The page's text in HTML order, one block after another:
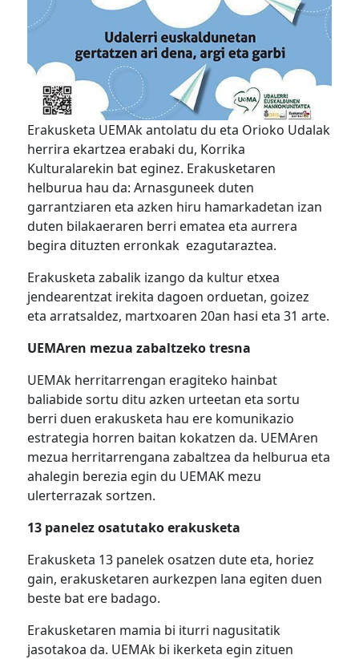
Erakusketa UEMAk antolatu du eta Orioko Udalak
herrira ekartzea erabaki du, Korrika
Kulturalarekin bat eginez. Erakusketaren
helburua hau da: Arnasguneek duten
garrantziaren eta azken hiru hamarkadetan izan
duten bilakaeraren berri ematea eta aurrera
begira dituzten erronkak ezagutaraztea.
Erakusketa zabalik izango da kultur etxea
jendearentzat irekita dagoen orduetan, goizez
eta arratsaldez, martxoaren 20an hasi eta 31 arte.
UEMAren mezua zabaltzeko tresna
UEMAk herritarrengan eragiteko hainbat
baliabide sortu ditu azken urteetan eta sortu
berri duen erakusketa hau ere komunikazio
estrategia horren baitan kokatzen da. UEMAren
mezua herritarrengana zabaltzea da helburua eta
ahalegin berezia egin du UEMAK mezu
ulerterrazak sortzen.
13 panelez osatutako erakusketa
Erakusketa 13 panelek osatzen dute eta, horiez
gain, erakusketaren aurkezpen lana egiten duen
beste bat ere badago.
Erakusketaren mamia bi iturri nagusitatik
jasotakoa da. UEMAk bi ikerketa egin zituen